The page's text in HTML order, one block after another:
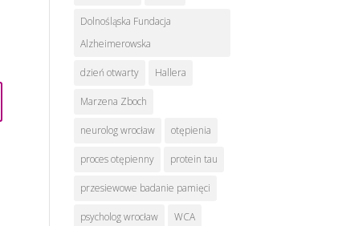
Dolnośląska Fundacja
Alzheimerowska
dzień otwarty Hallera
Marzena Zboch
neurolog wrocław otępienia
proces otępienny protein tau
przesiewowe badanie pamięci
psycholog wrocław WCA